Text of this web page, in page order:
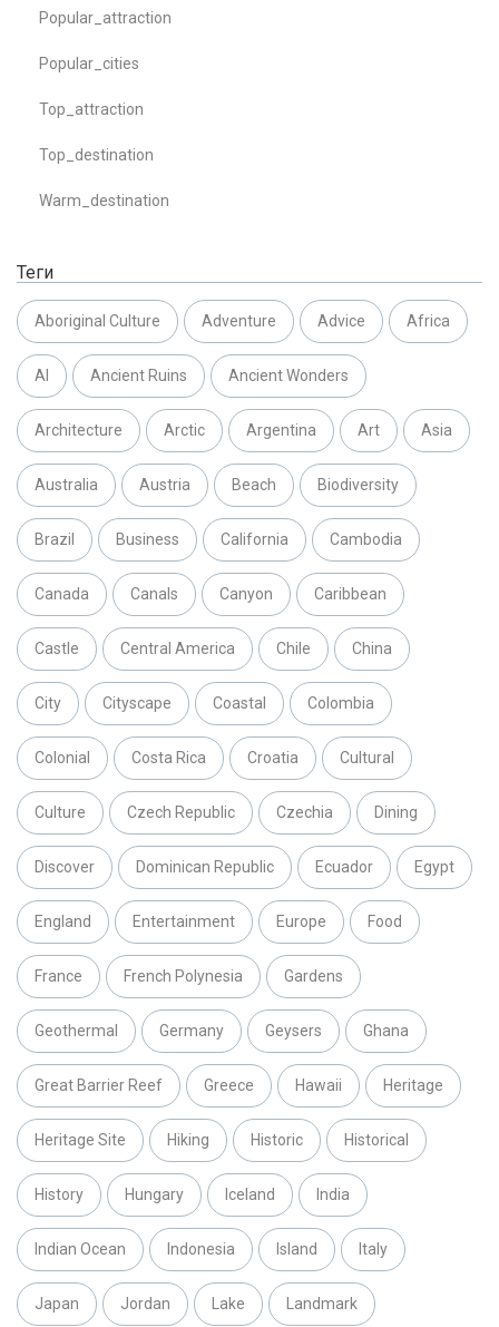
Popular_attraction
Popular_cities
Top_attraction
Top_destination
Warm_destination
Теги
Aboriginal Culture Adventure Advice Africa
AI Ancient Ruins Ancient Wonders
Architecture Arctic Argentina Art Asia
Australia Austria Beach Biodiversity
Brazil Business California Cambodia
Canada Canals Canyon Caribbean
Castle Central America Chile China
City Cityscape Coastal Colombia
Colonial Costa Rica Croatia Cultural
Culture Czech Republic Czechia Dining
Discover Dominican Republic Ecuador Egypt
England Entertainment Europe Food
France French Polynesia Gardens
Geothermal Germany Geysers Ghana
Great Barrier Reef Greece Hawaii Heritage
Heritage Site Hiking Historic Historical
History Hungary Iceland India
Indian Ocean Indonesia Island Italy
Japan Jordan Lake Landmark